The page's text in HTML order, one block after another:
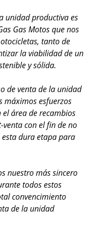
unidad productiva es
Gas Motos que nos
tanto de
la viabilidad de un
y sólida.
de venta de la unidad
máximos esfuerzos
área de recambios
con el fin de no
dura etapa para
nuestro más sincero
todos estos
convencimiento
de la unidad